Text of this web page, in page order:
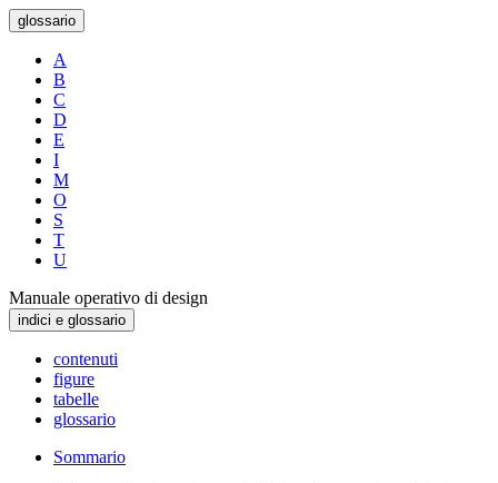
glossario
A
B
C
D
E
I
M
O
S
T
U
Manuale operativo di design
indici e glossario
contenuti
figure
tabelle
glossario
Sommario